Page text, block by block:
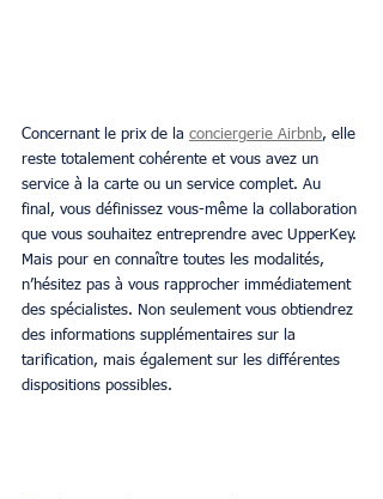
Concernant le prix de la conciergerie Airbnb, elle
reste totalement cohérente et vous avez un
service à la carte ou un service complet. Au
final, vous définissez vous-même la collaboration
que vous souhaitez entreprendre avec UpperKey.
Mais pour en connaître toutes les modalités,
n’hésitez pas à vous rapprocher immédiatement
des spécialistes. Non seulement vous obtiendrez
des informations supplémentaires sur la
tarification, mais également sur les différentes
dispositions possibles.